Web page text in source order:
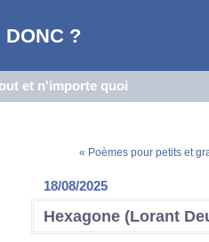
DONC ?
et n'importe quoi
« Poèmes pour petits et
18/08/2025
Hexagone (Lorant